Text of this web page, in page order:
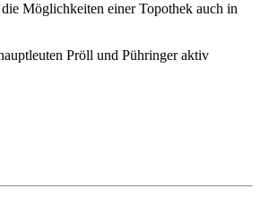
Möglichkeiten einer Topothek auch in
Pröll und Pühringer aktiv